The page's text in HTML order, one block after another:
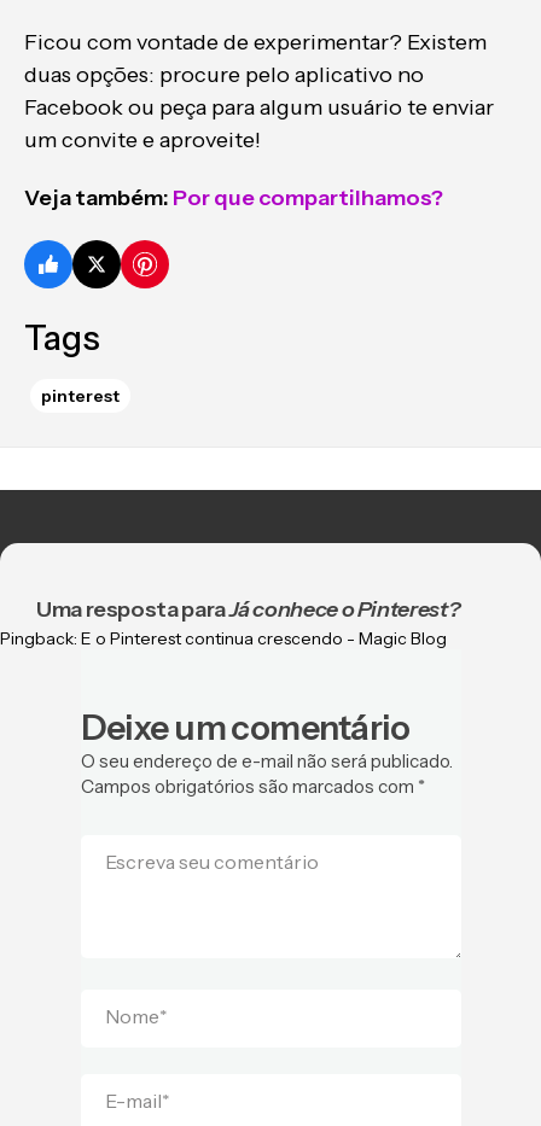
Ficou com vontade de experimentar? Existem
duas opções: procure pelo aplicativo no
Facebook ou peça para algum usuário te enviar
um convite e aproveite!
Veja também: Por que compartilhamos?
Tags
pinterest
Uma resposta paraJá conhece o Pinterest?
Pingback: E o Pinterest continua crescendo - Magic Blog
Deixe um comentário
O seu endereço de e-mail não será publicado.
Campos obrigatórios são marcados com *
Escreva seu comentário
Nome*
E-mail*